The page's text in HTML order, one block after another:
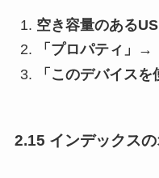
空き容量のある
「プロパティ」
「このデバイス
2.15 インデックス